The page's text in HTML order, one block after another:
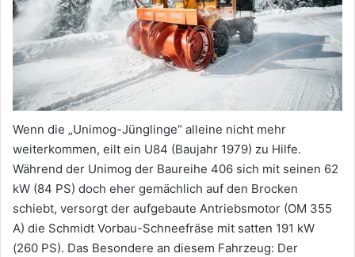
Wenn die „Unimog-Jünglinge“ alleine nicht mehr
weiterkommen, eilt ein U84 (Baujahr 1979) zu Hilfe.
Während der Unimog der Baureihe 406 sich mit seinen 62
kW (84 PS) doch eher gemächlich auf den Brocken
schiebt, versorgt der aufgebaute Antriebsmotor (OM 355
A) die Schmidt Vorbau-Schneefräse mit satten 191 kW
(260 PS). Das Besondere an diesem Fahrzeug: Der